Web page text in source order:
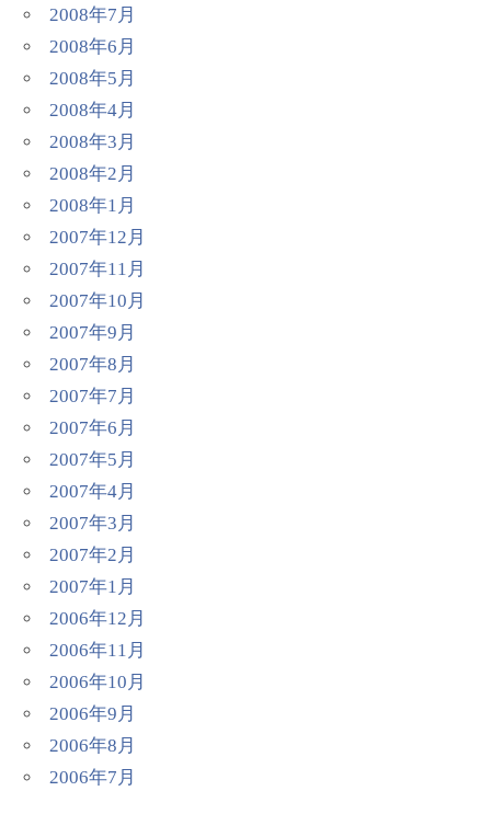
2008年7月
2008年6月
2008年5月
2008年4月
2008年3月
2008年2月
2008年1月
2007年12月
2007年11月
2007年10月
2007年9月
2007年8月
2007年7月
2007年6月
2007年5月
2007年4月
2007年3月
2007年2月
2007年1月
2006年12月
2006年11月
2006年10月
2006年9月
2006年8月
2006年7月